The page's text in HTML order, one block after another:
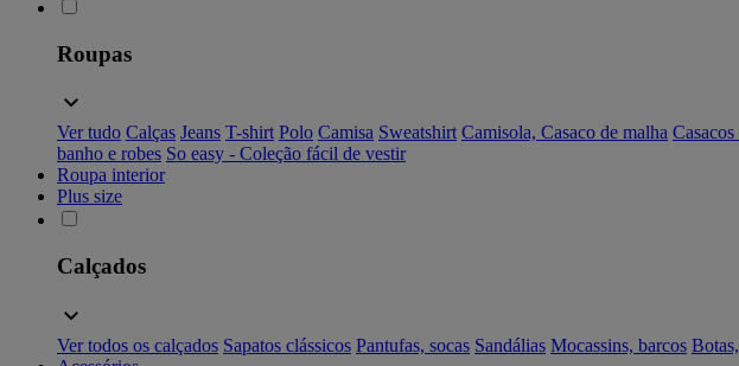
Roupas
Ver tudo Calças Jeans T-shirt Polo Camisa Sweatshirt Camisola, Casaco de malha
banho e robes So easy - Coleção fácil de vestir
Roupa interior
Plus size
Calçados
Ver todos os calçados Sapatos clássicos Pantufas, socas Sandálias Mocassins, barcos